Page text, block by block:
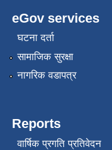
eGov services
घटना दर्ता
सामाजिक सुरक्षा
नागरिक वडापत्र
Reports
वार्षिक प्रगति प्रतिवेदन